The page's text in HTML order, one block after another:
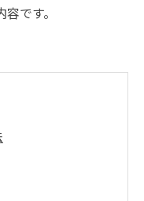
です。